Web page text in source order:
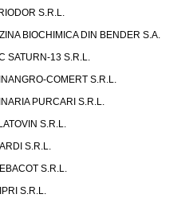
S.R.L.
BIOCHIMICA DIN BENDER S.A.
SATURN-13 S.R.L.
COMERT S.R.L.
PURCARI S.R.L.
S.R.L.
S.R.L.
S.R.L.
S.R.L.